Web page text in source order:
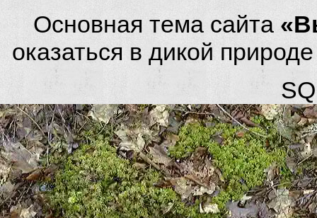
Основная тема сайта
оказаться в дикой